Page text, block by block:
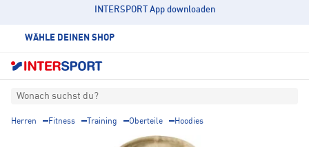
INTERSPORT App downloaden
WÄHLE DEINEN SHOP
Wonach suchst du?
Herren Fitness Training Oberteile Hoodies